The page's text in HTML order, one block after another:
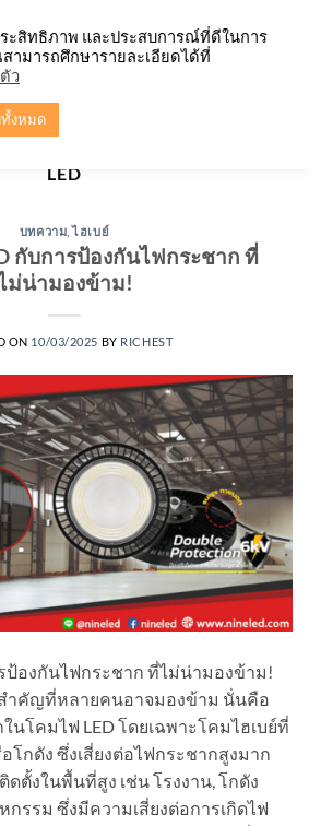
LED
บทความ ,ไฮเบย์
กับการป้องกันไฟกระชาก ที่
ม่น่ามองข้าม!
ON 10/03/2025 BY RICHEST
ป้องกันไฟกระชาก ที่ไม่น่ามองข้าม!
สำคัญที่หลายคนอาจมองข้าม นั่นคือ
นโคมไฟ LED โดยเฉพาะโคมไฮเบย์ที่
โกดัง ซึ่งเสี่ยงต่อไฟกระชากสูงมาก
ดตั้งในพื้นที่สูง เช่น โรงงาน, โกดัง
รรม ซึ่งมีความเสี่ยงต่อการเกิดไฟ
ะสิทธิภาพ และประสบการณ์ที่ดีในการ
ามารถศึกษารายละเอียดได้ที่
ว
งหมด